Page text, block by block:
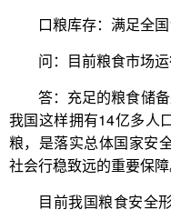
口粮库存：满足全
问：目前粮食市场运
答：充足的粮食储
我国这样拥有14亿多人
粮，是落实总体国家安
社会行稳致远的重要保障
目前我国粮食安全